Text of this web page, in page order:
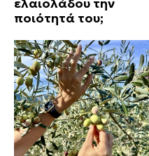
ποιότητά του;